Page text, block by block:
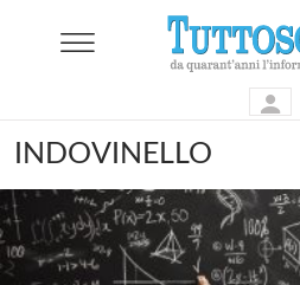
INDOVINELLO